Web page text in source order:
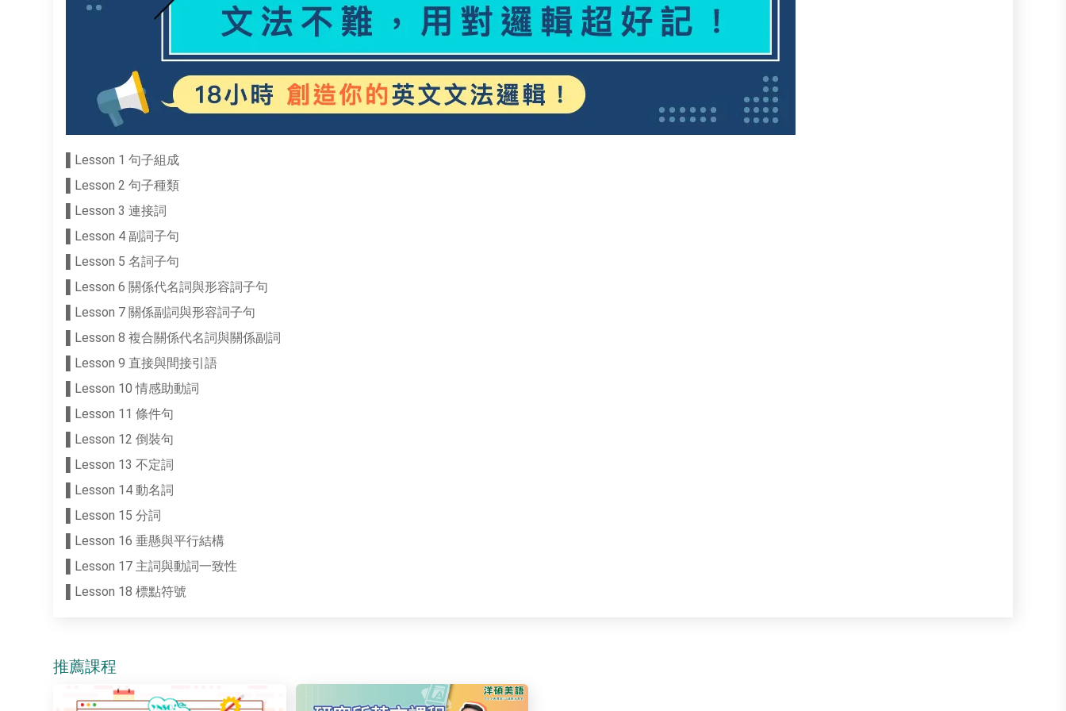
▌Lesson 1 句子組成
▌Lesson 2 句子種類
▌Lesson 3 連接詞
▌Lesson 4 副詞子句
▌Lesson 5 名詞子句
▌Lesson 6 關係代名詞與形容詞子句
▌Lesson 7 關係副詞與形容詞子句
▌Lesson 8 複合關係代名詞與關係副詞
▌Lesson 9 直接與間接引語
▌Lesson 10 情感助動詞
▌Lesson 11 條件句
▌Lesson 12 倒裝句
▌Lesson 13 不定詞
▌Lesson 14 動名詞
▌Lesson 15 分詞
▌Lesson 16 垂懸與平行結構
▌Lesson 17 主詞與動詞一致性
▌Lesson 18 標點符號
推薦課程